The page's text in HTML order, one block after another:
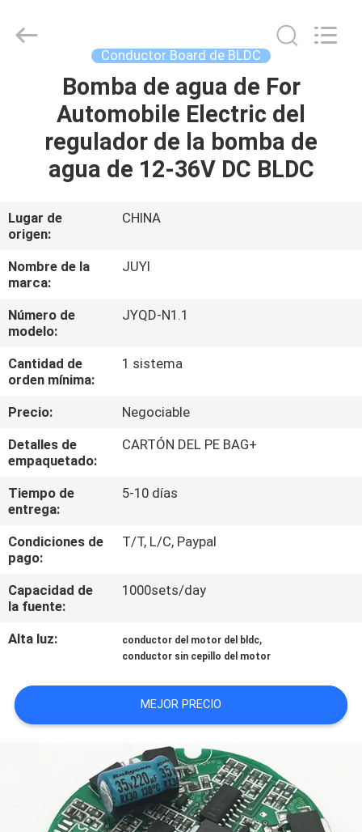
INICIO
PRODUCTOS
VIDEOS
SOBRE
NOSOTROS
VISITA
LA
FÁBRICA
CONTROL
DE
CALIDAD
CONTACTO
NOTICIAS
LOS
CASOS
SOLICITAR
UNA
Motor
Conductor Board de BLDC
Bomba de agua de For
Automobile Electric del
regulador de la bomba de
agua de 12-36V DC BLDC
Lugar de
origen:
CHINA
Nombre de la
marca:
JUYI
Número de
modelo:
JYQD-N1.1
Cantidad de
orden mínima:
1 sistema
Precio:
Negociable
Detalles de
empaquetado:
CARTÓN DEL PE BAG+
Tiempo de
entrega:
5-10 días
Condiciones de
pago:
T/T, L/C, Paypal
Capacidad de
la fuente:
1000sets/day
Alta luz: conductor del motor del bldc,
conductor sin cepillo del motor
MEJOR PRECIO